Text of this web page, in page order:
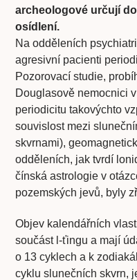
archeologové určují
osídlení.
Na odděleních
agresivní pacienti
Pozorovací studie,
Douglasově nemocnici
periodicitu takovýchto
souvislost mezi
skvrnami),
odděleních, jak tvrdí
čínská astrologie v
pozemských jevů, byly
Objev kalendářních
součást l-ťingu a mají
o 13 cyklech a k
cyklu slunečních skvrn,